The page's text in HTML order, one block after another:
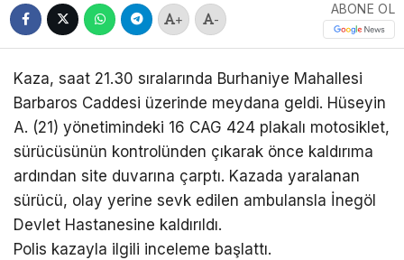
+ -
ABONE OL
Kaza, saat 21.30 sıralarında Burhaniye Mahallesi
Barbaros Caddesi üzerinde meydana geldi. Hüseyin
A. (21) yönetimindeki 16 CAG 424 plakalı motosiklet,
sürücüsünün kontrolünden çıkarak önce kaldırıma
ardından site duvarına çarptı. Kazada yaralanan
sürücü, olay yerine sevk edilen ambulansla İnegöl
Devlet Hastanesine kaldırıldı.
Polis kazayla ilgili inceleme başlattı.